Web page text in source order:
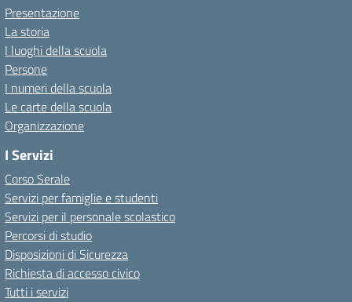
Presentazione
La storia
I luoghi della scuola
Persone
I numeri della scuola
Le carte della scuola
Organizzazione
I Servizi
Corso Serale
Servizi per famiglie e studenti
Servizi per il personale scolastico
Percorsi di studio
Disposizioni di Sicurezza
Richiesta di accesso civico
Tutti i servizi